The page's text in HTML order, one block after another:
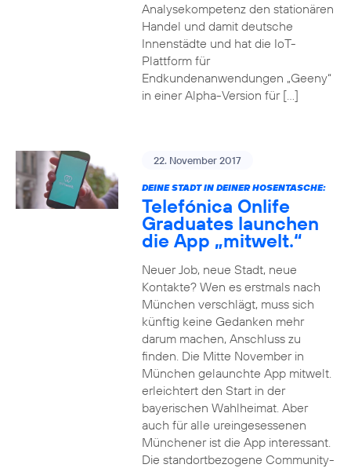
Analysekompetenz den stationären
Handel und damit deutsche
Innenstädte und hat die IoT-
Plattform für
Endkundenanwendungen „Geeny“
in einer Alpha-Version für […]
22. November 2017
DEINE STADT IN DEINER HOSENTASCHE:
Telefónica Onlife
Graduates launchen
die App „mitwelt.“
Neuer Job, neue Stadt, neue
Kontakte? Wen es erstmals nach
München verschlägt, muss sich
künftig keine Gedanken mehr
darum machen, Anschluss zu
finden. Die Mitte November in
München gelaunchte App mitwelt.
erleichtert den Start in der
bayerischen Wahlheimat. Aber
auch für alle ureingesessenen
Münchener ist die App interessant.
Die standortbezogene Community-